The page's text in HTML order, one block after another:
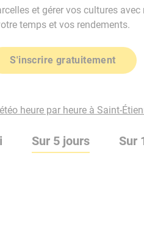
et gérer vos cultures
temps et vos rendements.
S'inscrire gratuitement
heure par heure à Saint-
Sur 5 jours Sur